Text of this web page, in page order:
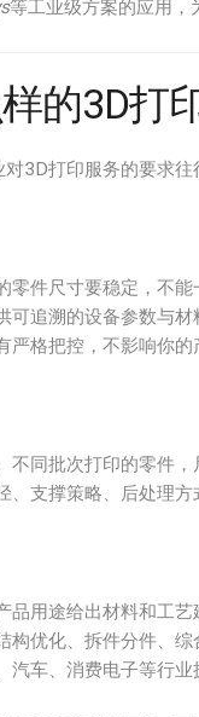
等工业级方案的应用，
的3D打
3D打印服务的要求往
零件尺寸要稳定，不能
可追溯的设备参数与材
严格把控，不影响你的
不同批次打印的零件，
、支撑策略、后处理方
品用途给出材料和工艺
构优化、拆件分件、综
汽车、消费电子等行业